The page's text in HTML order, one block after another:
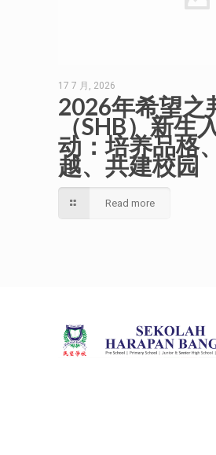
17 7 月, 2026
2026年希望之
（SHB）新生
动：培养品格
越、共建校园
Read more